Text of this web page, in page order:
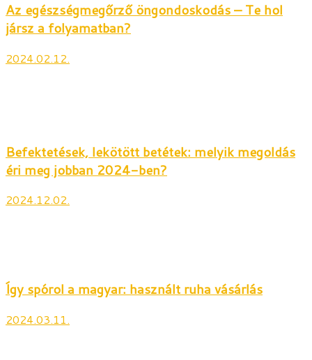
Az egészségmegőrző öngondoskodás – Te hol
jársz a folyamatban?
2024.02.12.
Befektetések, lekötött betétek: melyik megoldás
éri meg jobban 2024-ben?
2024.12.02.
Így spórol a magyar: használt ruha vásárlás
2024.03.11.